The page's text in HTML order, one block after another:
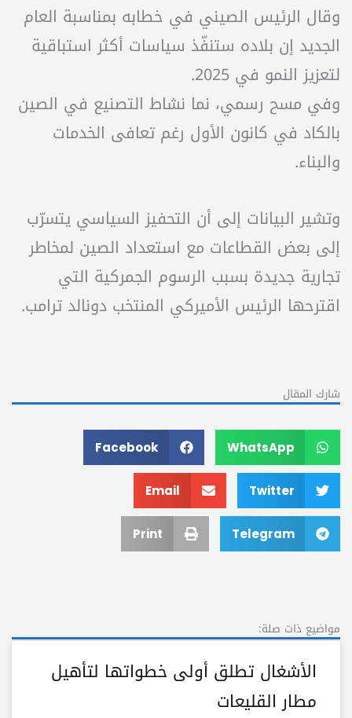
وقال الرئيس الصيني في خطابه بمناسبة العام
الجديد إن بلاده ستنفّذ سياسات أكثر استباقية
لتعزيز النمو في 2025.
وفي مسح رسمي، نما نشاط التصنيع في الصين
بالكاد في كانون الأول رغم تعافى الخدمات
والبناء.
وتشير البيانات إلى أن التحفيز السياسي يتسرّب
إلى بعض القطاعات مع استعداد الصين لمخاطر
تجارية جديدة بسبب الرسوم الجمركية التي
اقترحها الرئيس الأميركي المنتخب دونالد ترامب.
شارك المقال
WhatsApp
Facebook
Twitter
Email
Telegram
Print
مواضيع ذات صلة:
الأشغال تطلق أولى خطواتها لتأهيل
مطار القليعات